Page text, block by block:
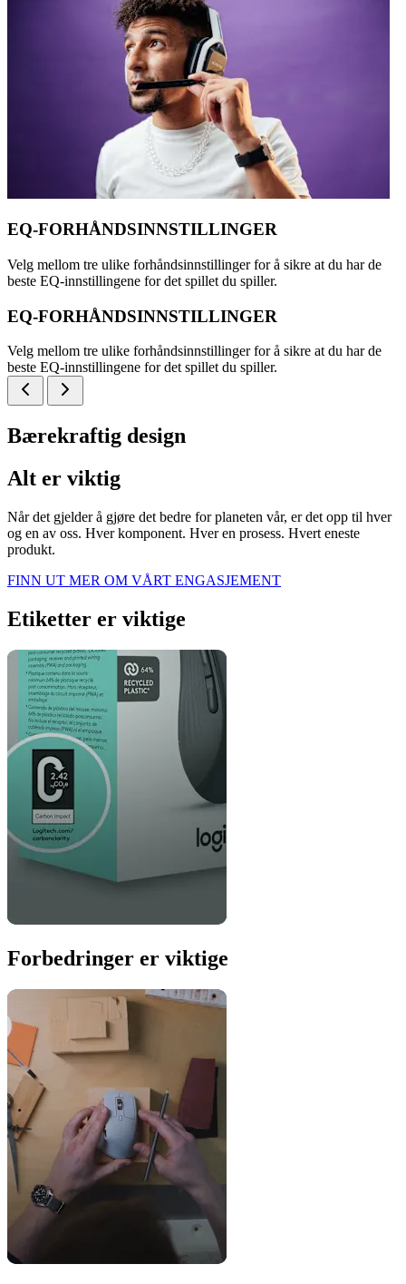
EQ-FORHÅNDSINNSTILLINGER
Velg mellom tre ulike forhåndsinnstillinger for å sikre at du har de
beste EQ-innstillingene for det spillet du spiller.
EQ-FORHÅNDSINNSTILLINGER
Velg mellom tre ulike forhåndsinnstillinger for å sikre at du har de
beste EQ-innstillingene for det spillet du spiller.
Bærekraftig design
Alt er viktig
Når det gjelder å gjøre det bedre for planeten vår, er det opp til hver
og en av oss. Hver komponent. Hver en prosess. Hvert eneste
produkt.
FINN UT MER OM VÅRT ENGASJEMENT
Etiketter er viktige
Forbedringer er viktige